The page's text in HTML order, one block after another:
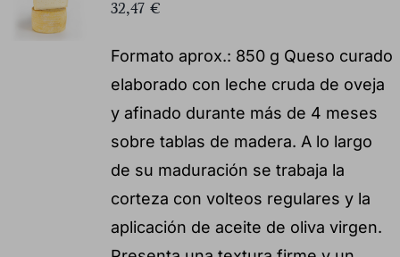
32,47 €
Formato aprox.: 850 g Queso curado
elaborado con leche cruda de oveja
y afinado durante más de 4 meses
sobre tablas de madera. A lo largo
de su maduración se trabaja la
corteza con volteos regulares y la
aplicación de aceite de oliva virgen.